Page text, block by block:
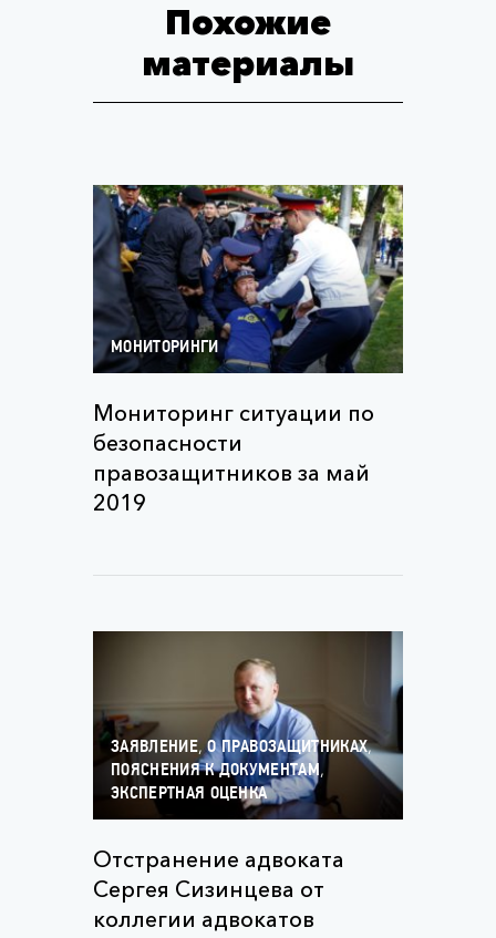
Похожие
материалы
МОНИТОРИНГИ
Мониторинг ситуации по
безопасности
правозащитников за май
2019
ЗАЯВЛЕНИЕ,О ПРАВОЗАЩИТНИКАХ,
ПОЯСНЕНИЯ К ДОКУМЕНТАМ,
ЭКСПЕРТНАЯ ОЦЕНКА
Отстранение адвоката
Сергея Сизинцева от
коллегии адвокатов